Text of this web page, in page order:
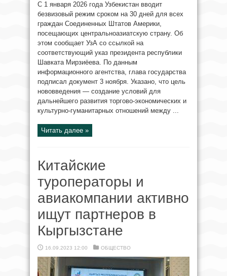
С 1 января 2026 года Узбекистан вводит
безвизовый режим сроком на 30 дней для всех
граждан Соединенных Штатов Америки,
посещающих центральноазиатскую страну. Об
этом сообщает УзА со ссылкой на
соответствующий указ президента республики
Шавката Мирзиёева. По данным
информационного агентства, глава государства
подписал документ 3 ноября. Указано, что цель
нововведения — создание условий для
дальнейшего развития торгово-экономических и
культурно-гуманитарных отношений между ...
Читать далее »
Китайские
туроператоры и
авиакомпании активно
ищут партнеров в
Кыргызстане
16.09.2023 12:00 ОБЩЕСТВО